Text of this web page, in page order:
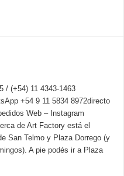
/ (+54) 11 4343-1463
+54 9 11 5834 8972directo
Web – Instagram
de Art Factory está el
San Telmo y Plaza Dorrego (y
A pie podés ir a Plaza